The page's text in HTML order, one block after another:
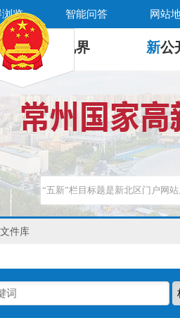
浏览 智能问答 网站
新 视界 新公
件库